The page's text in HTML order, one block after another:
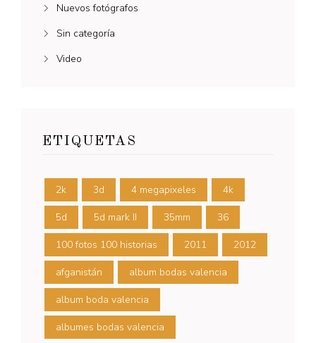
Nuevos fotógrafos
Sin categoría
Video
ETIQUETAS
2k 3d 4 megapixeles 4k
5d 5d mark II 35mm 36
100 fotos 100 historias 2011 2012
afganistán album bodas valencia
album boda valencia
albumes bodas valencia